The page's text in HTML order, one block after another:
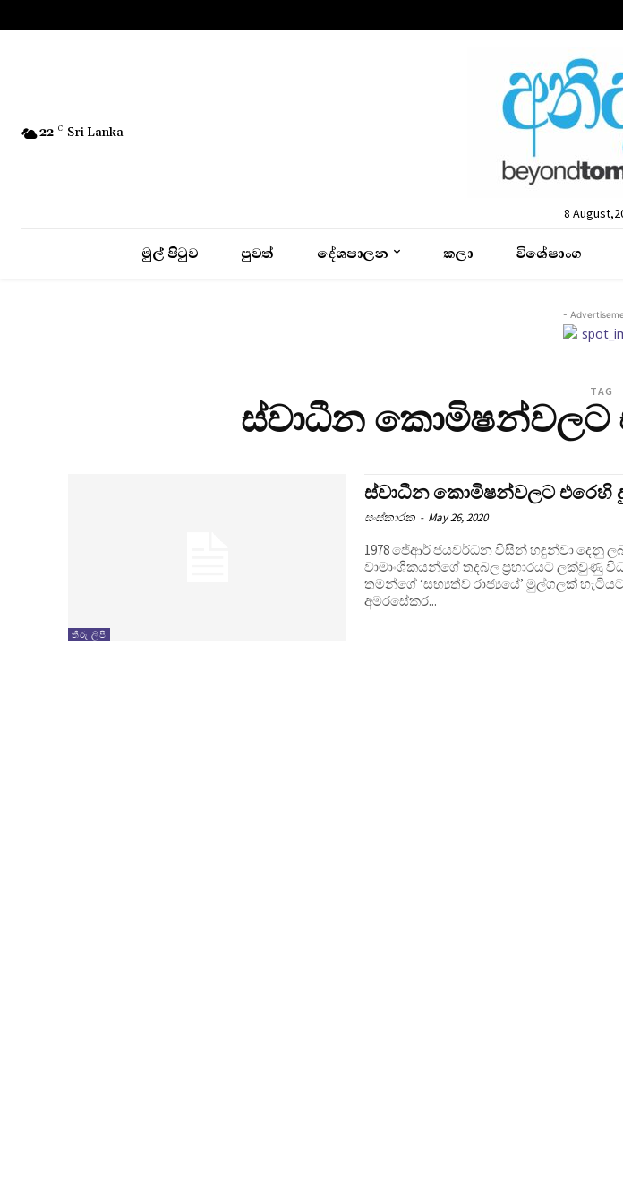
22 C Sri Lanka
8
මුල් පිටුව පුවත් දේශපාලන කලා විශේෂාංග
-
TAG
ස්වාධීන කොමිෂන්වලට
තීරු ලිපි
ස්වාධීන කොමිෂන්වලට එරෙහි
සංස්කාරක - May 26, 2020
1978 ජේආර් ජයවර්ධන විසින් හඳුන්වා දෙනු
වාමාංශිකයන්ගේ තදබල ප‍්‍රහාරයට ලක්වුණු
තමන්ගේ ‘සභ්‍යත්ව රාජ්‍යයේ’ මුල්ගලක්
අමරසේකර...